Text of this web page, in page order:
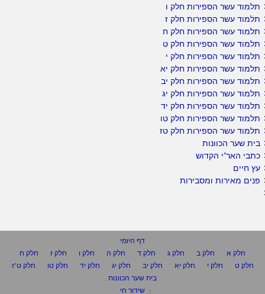
תלמוד עשר הספירות חלק ו
תלמוד עשר הספירות חלק ז
תלמוד עשר הספירות חלק ח
תלמוד עשר הספירות חלק ט
תלמוד עשר הספירות חלק י
תלמוד עשר הספירות חלק יא
תלמוד עשר הספירות חלק יב
תלמוד עשר הספירות חלק יג
תלמוד עשר הספירות חלק יד
תלמוד עשר הספירות חלק טו
תלמוד עשר הספירות חלק טז
בית שער הכוונות
כתבי האר"י הקדוש
עץ חיים
פנים מאירות ומסבירות
דף היומי
חלק א
חלק ב חלק ג חלק ד חלק ה חלק ו חלק ז
חלק ח
חלק ט
חלק י חלק יא חלק יב חלק יג חלק יד חלק טו
חלק ט"ז
בית שער הכוונות
שידור חי